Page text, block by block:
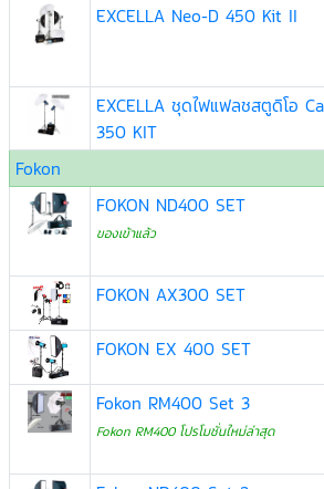
EXCELLA Neo-D 450 Kit II
EXCELLA ชุดไฟแฟลชสตูดิโอ
350 KIT
Fokon
FOKON ND400 SET
ของเข้าแล้ว
FOKON AX300 SET
FOKON EX 400 SET
Fokon RM400 Set 3
Fokon RM400 โปรโมชั่นใหม่ล่าสุด